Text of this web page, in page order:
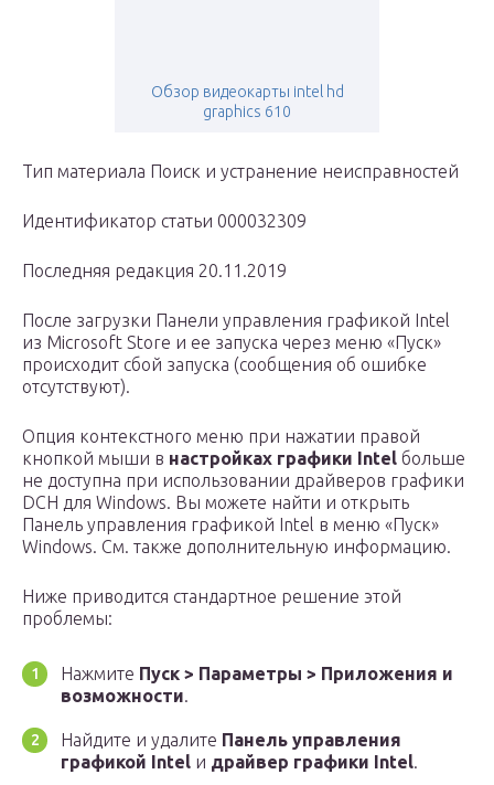
Обзор видеокарты intel hd
graphics 610
Тип материала Поиск и устранение неисправностей
Идентификатор статьи 000032309
Последняя редакция 20.11.2019
После загрузки Панели управления графикой Intel
из Microsoft Store и ее запуска через меню «Пуск»
происходит сбой запуска (сообщения об ошибке
отсутствуют).
Опция контекстного меню при нажатии правой
кнопкой мыши в настройках графики Intel больше
не доступна при использовании драйверов графики
DCH для Windows. Вы можете найти и открыть
Панель управления графикой Intel в меню «Пуск»
Windows. См. также дополнительную информацию.
Ниже приводится стандартное решение этой
проблемы:
Нажмите Пуск > Параметры > Приложения и
возможности.
Найдите и удалите Панель управления
графикой Intel и драйвер графики Intel.